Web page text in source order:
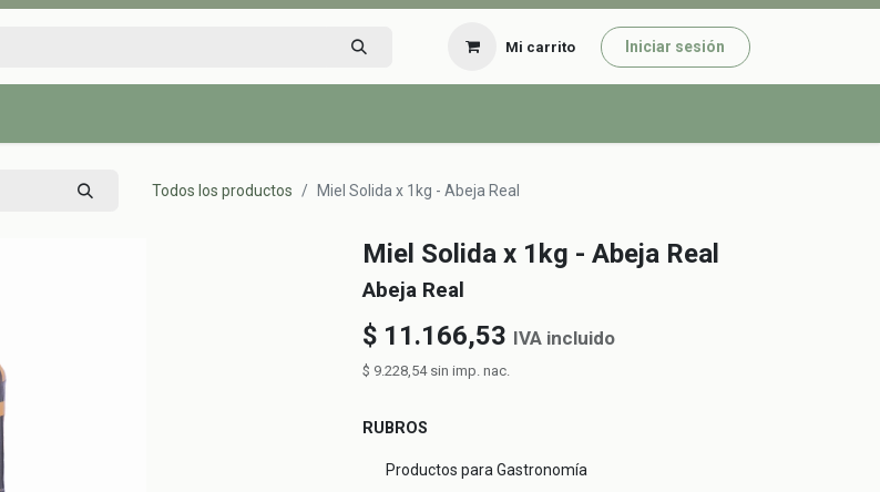
Mi carrito Iniciar sesión
Todos los productos Miel Solida x 1kg - Abeja Real
Miel Solida x 1kg - Abeja Real
Abeja Real
$ 11.166,53 IVA incluido
$ 9.228,54 sin imp. nac.
RUBROS
Productos para Gastronomía